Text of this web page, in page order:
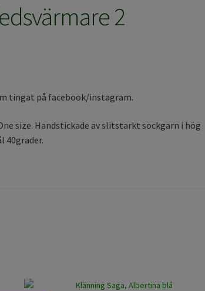
2
tingat på facebook/instagram.
size. Handstickade av slitstarkt sockgarn i hög
40grader.